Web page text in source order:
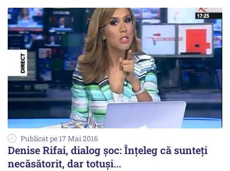
Publicat pe 17 Mai 2016
Denise Rifai, dialog șoc: Înțeleg că sunteți
necăsătorit, dar totuși...